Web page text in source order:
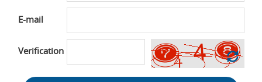
E-mail
Verification